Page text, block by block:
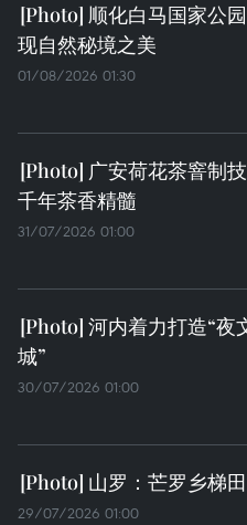
顺化白马国家公
现自然秘境之美
01/08/2026 01:30
广安荷花茶窨制
千年茶香精髓
31/07/2026 01:00
河内着力打造“夜
城”
30/07/2026 01:00
山罗：芒罗乡梯
29/07/2026 01:00